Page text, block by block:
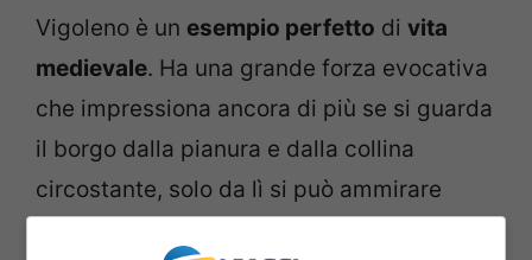
Vigoleno è un esempio perfetto di vita
medievale. Ha una grande forza evocativa
che impressiona ancora di più se si guarda
il borgo dalla pianura e dalla collina
circostante, solo da lì si può ammirare